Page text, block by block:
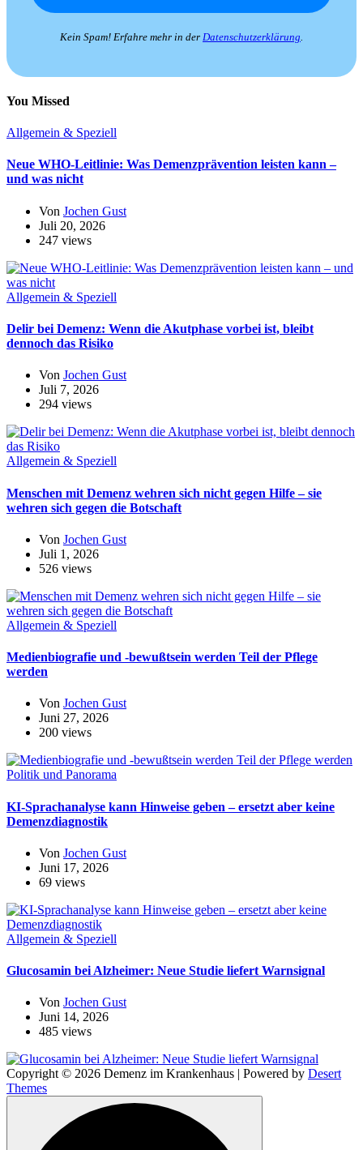
Kein Spam! Erfahre mehr in der Datenschutzerklärung
You Missed
Allgemein & Speziell
Neue WHO-Leitlinie: Was Demenzprävention leisten kann –
und was nicht
Von Jochen Gust
Juli 20, 2026
247 views
Allgemein & Speziell
Delir bei Demenz: Wenn die Akutphase vorbei ist, bleibt
dennoch das Risiko
Von Jochen Gust
Juli 7, 2026
294 views
Allgemein & Speziell
Menschen mit Demenz wehren sich nicht gegen Hilfe – sie
wehren sich gegen die Botschaft
Von Jochen Gust
Juli 1, 2026
526 views
Allgemein & Speziell
Medienbiografie und -bewußtsein werden Teil der Pflege
werden
Von Jochen Gust
Juni 27, 2026
200 views
Politik und Panorama
KI-Sprachanalyse kann Hinweise geben – ersetzt aber keine
Demenzdiagnostik
Von Jochen Gust
Juni 17, 2026
69 views
Allgemein & Speziell
Glucosamin bei Alzheimer: Neue Studie liefert Warnsignal
Von Jochen Gust
Juni 14, 2026
485 views
Copyright © 2026 Demenz im Krankenhaus | Powered by Desert
Themes